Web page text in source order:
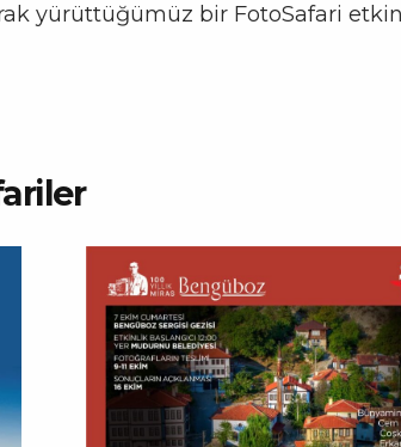
yürüttüğümüz bir FotoSafari